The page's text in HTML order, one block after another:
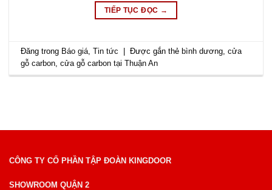
TIẾP TỤC ĐỌC →
Đăng trong Báo giá ,Tin tức Được gắn thẻ bình dương ,cửa
gỗ carbon ,cửa gỗ carbon tại Thuận An
CÔNG TY CỔ PHẦN TẬP ĐOÀN KINGDOOR
SHOWROOM QUẬN 2